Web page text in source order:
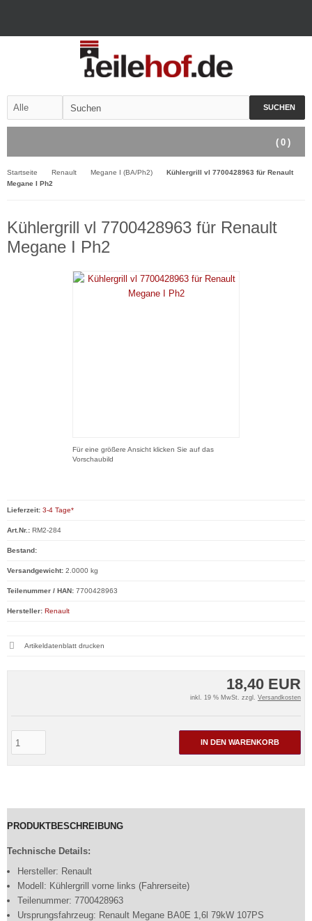
SUCHEN
( 0 )
Startseite Renault Megane I (BA/Ph2)
Kühlergrill vl 7700428963 für Renault
Megane I Ph2
Kühlergrill vl 7700428963 für Renault
Megane I Ph2
Für eine größere Ansicht klicken Sie auf das
Vorschaubild
18,40 EUR
inkl. 19 % MwSt. zzgl. Versandkosten
IN DEN WARENKORB
Lieferzeit: 3-4 Tage*
Art.Nr.: RM2-284
Bestand:
Versandgewicht: 2.0000 kg
Teilenummer / HAN: 7700428963
Hersteller: Renault
Artikeldatenblatt drucken
PRODUKTBESCHREIBUNG
Technische Details:
Hersteller: Renault
Modell: Kühlergrill vorne links (Fahrerseite)
Teilenummer: 7700428963
Ursprungsfahrzeug: Renault Megane BA0E 1,6l 79kW 107PS